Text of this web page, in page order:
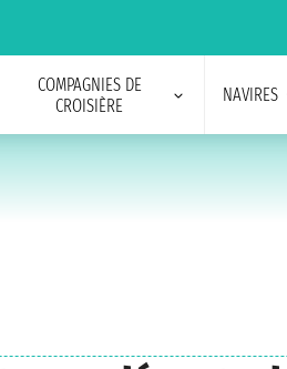
COMPAGNIES DE
CROISIÈRE
NAVIRES